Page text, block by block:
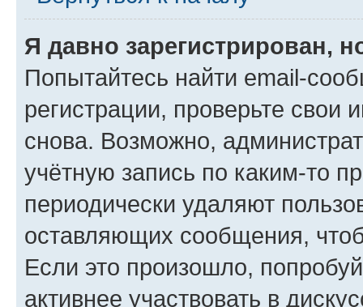
Я давно зарегистрирован,
Попытайтесь найти email-
регистрации, проверьте свои
снова. Возможно,
учётную запись по каким-то
периодически удаляют
оставляющих сообщения,
Если это произошло,
активнее участвовать в